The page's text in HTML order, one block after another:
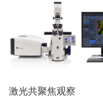
激光共聚焦观察